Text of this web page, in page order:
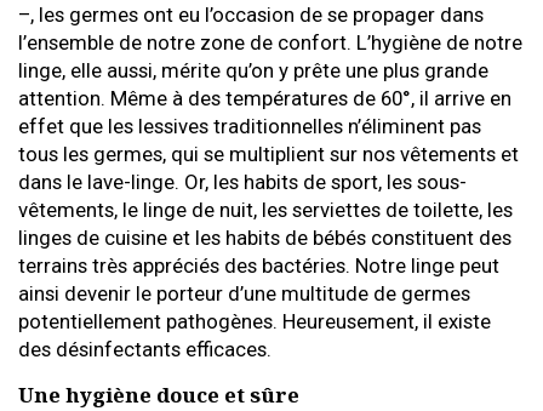
–, les germes ont eu l’occasion de se propager dans
l’ensemble de notre zone de confort. L’hygiène de notre
linge, elle aussi, mérite qu’on y prête une plus grande
attention. Même à des températures de 60°, il arrive en
effet que les lessives traditionnelles n’éliminent pas
tous les germes, qui se multiplient sur nos vêtements et
dans le lave-linge. Or, les habits de sport, les sous-
vêtements, le linge de nuit, les serviettes de toilette, les
linges de cuisine et les habits de bébés constituent des
terrains très appréciés des bactéries. Notre linge peut
ainsi devenir le porteur d’une multitude de germes
potentiellement pathogènes. Heureusement, il existe
des désinfectants efficaces.
Une hygiène douce et sûre